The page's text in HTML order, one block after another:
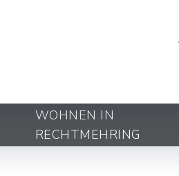
WOHNEN IN
RECHTMEHRING